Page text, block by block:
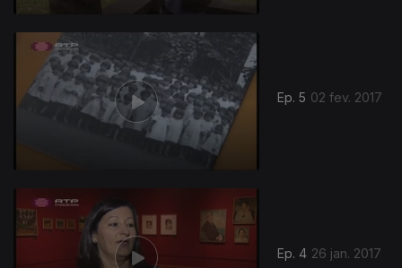
Ep. 5 02 fev. 2017
Ep. 4 26 jan. 2017